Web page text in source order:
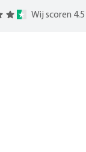
Wij scoren